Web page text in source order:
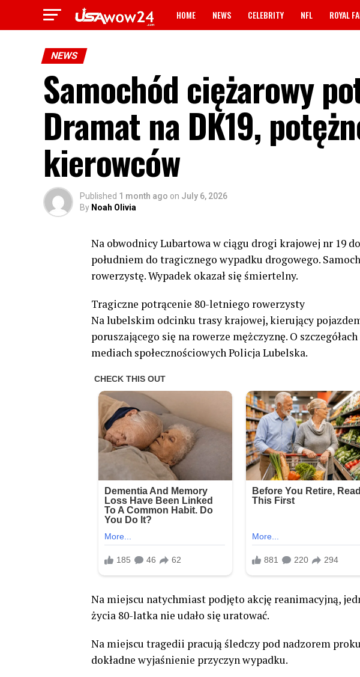
HOME NEWS CELEBRITY NFL ROYAL
NEWS
Samochód ciężarowy
Dramat na DK19,
kierowców
Published 1 month ago on July 6, 2026
By Noah Olivia
Na obwodnicy Lubartowa w ciągu drogi krajowej nr 19
południem do tragicznego wypadku drogowego.
rowerzystę. Wypadek okazał się śmiertelny.
Tragiczne potrącenie 80-letniego rowerzysty
Na lubelskim odcinku trasy krajowej, kierujący
poruszającego się na rowerze mężczyznę. O
mediach społecznościowych Policja Lubelska.
Na miejscu natychmiast podjęto akcję reanimacyjną,
życia 80-latka nie udało się uratować.
Na miejscu tragedii pracują śledczy pod nadzorem
dokładne wyjaśnienie przyczyn wypadku.